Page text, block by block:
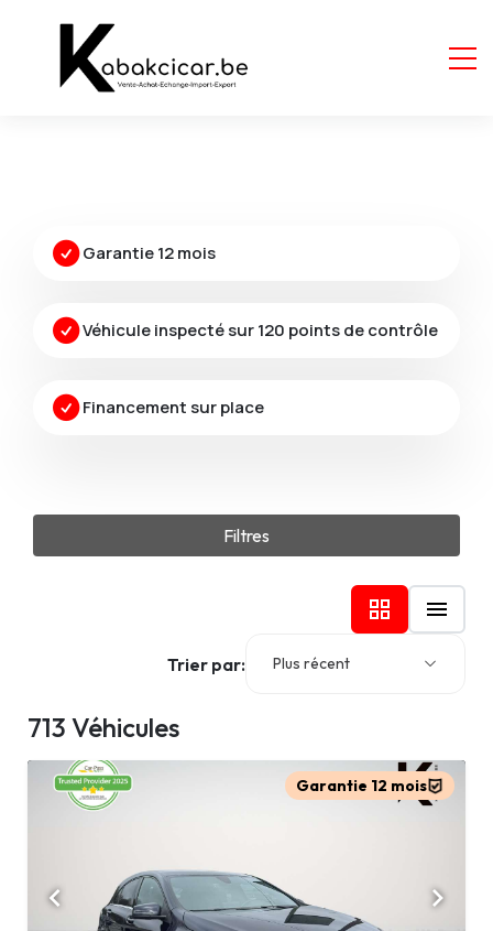
Garantie 12 mois
Véhicule inspecté sur 120 points de contrôle
Financement sur place
Filtres
Trier par: Plus récent
713 Véhicules
Garantie 12 mois